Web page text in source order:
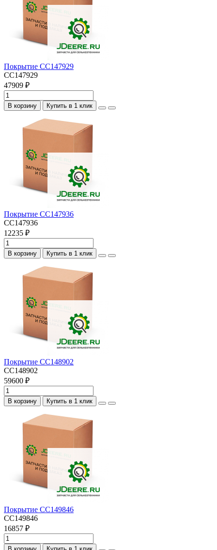
Покрытие CC147929
CC147929
47909 ₽
В корзину Купить в 1 клик
Покрытие CC147936
CC147936
12235 ₽
В корзину Купить в 1 клик
Покрытие CC148902
CC148902
59600 ₽
В корзину Купить в 1 клик
Покрытие CC149846
CC149846
16857 ₽